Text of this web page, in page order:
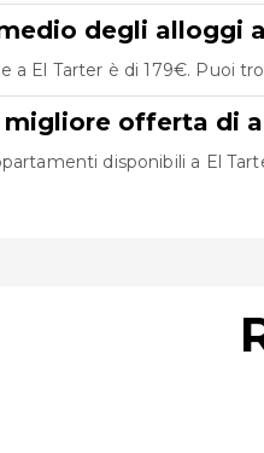
degli alloggi
a El Tarter è di 179€. Puoi
offerta di
disponibili a El